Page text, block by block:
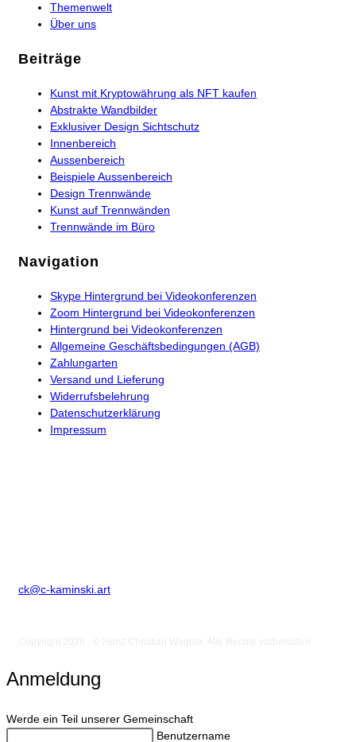
Themenwelt
Über uns
Beiträge
Kunst mit Kryptowährung als NFT kaufen
Abstrakte Wandbilder
Exklusiver Design Sichtschutz
Innenbereich
Aussenbereich
Beispiele Aussenbereich
Design Trennwände
Kunst auf Trennwänden
Trennwände im Büro
Navigation
Skype Hintergrund bei Videokonferenzen
Zoom Hintergrund bei Videokonferenzen
Hintergrund bei Videokonferenzen
Allgemeine Geschäftsbedingungen (AGB)
Zahlungarten
Versand und Lieferung
Widerrufsbelehrung
Datenschutzerklärung
Impressum
ck@c-kaminski.art
Anmeldung
Werde ein Teil unserer Gemeinschaft
Benutzername